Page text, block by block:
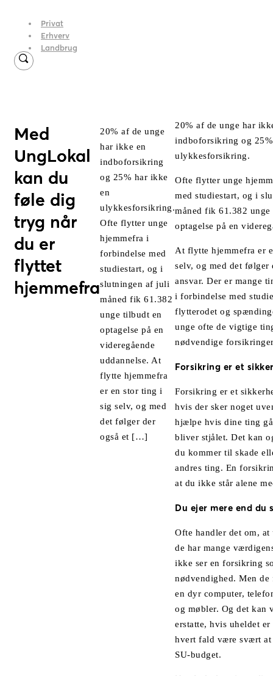
Privat
Erhverv
Landbrug
Med
UngLokal
kan du
føle dig
tryg når
du er
flyttet
hjemmefra
20% af de unge
har ikke en
indboforsikring
og 25% har ikke
en
ulykkesforsikring.
Ofte flytter unge
hjemmefra i
forbindelse med
studiestart, og i
slutningen af juli
måned fik 61.382
unge tilbudt en
optagelse på en
videregående
uddannelse. At
flytte hjemmefra
er en stor ting i
sig selv, og med
det følger der
også et […]
20% af de unge har
indboforsikring og
ulykkesforsikring.
Ofte flytter unge
med studiestart, og i
måned fik 61.382
optagelse på en
At flytte hjemmefra er
selv, og med det følger
ansvar. Der er mange
i forbindelse med
flytterodet og
unge ofte de vigtige
nødvendige
Forsikring er et
Forsikring er et
hvis der sker noget
hjælpe hvis dine ting
bliver stjålet. Det kan
du kommer til skade
andres ting. En
at du ikke står alene
Du ejer mere end
Ofte handler det om,
de har mange
ikke ser en forsikring
nødvendighed. Men de
en dyr computer,
og møbler. Og det kan
erstatte, hvis uheldet
hvert fald være svært
SU-budget.